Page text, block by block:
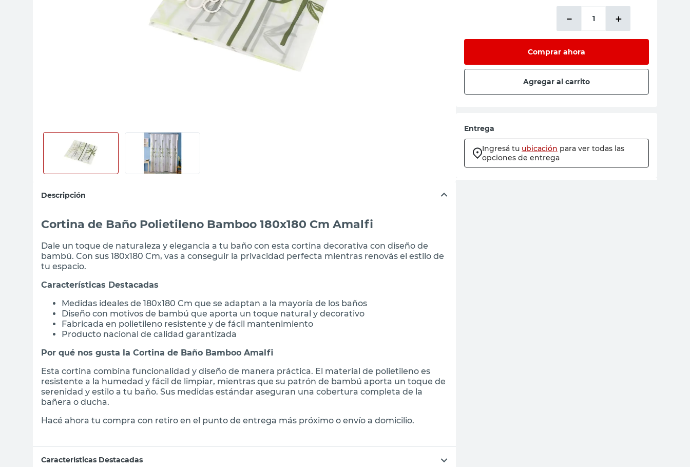
Descripción
Cortina de Baño Polietileno Bamboo 180x180 Cm Amalfi
Dale un toque de naturaleza y elegancia a tu baño con esta cortina decorativa con diseño de
bambú. Con sus 180x180 Cm, vas a conseguir la privacidad perfecta mientras renovás el estilo de
tu espacio.
Características Destacadas
Medidas ideales de 180x180 Cm que se adaptan a la mayoría de los baños
Diseño con motivos de bambú que aporta un toque natural y decorativo
Fabricada en polietileno resistente y de fácil mantenimiento
Producto nacional de calidad garantizada
Por qué nos gusta la Cortina de Baño Bamboo Amalfi
Esta cortina combina funcionalidad y diseño de manera práctica. El material de polietileno es
resistente a la humedad y fácil de limpiar, mientras que su patrón de bambú aporta un toque de
serenidad y estilo a tu baño. Sus medidas estándar aseguran una cobertura completa de la
bañera o ducha.
Hacé ahora tu compra con retiro en el punto de entrega más próximo o envío a domicilio.
Características Destacadas
＋
－
Comprar ahora
Agregar al carrito
Entrega
Ingresá tu ubicación para ver todas las
opciones de entrega